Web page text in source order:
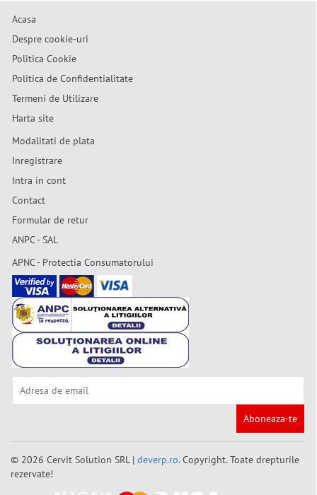
Acasa
Despre cookie-uri
Politica Cookie
Politica de Confidentialitate
Termeni de Utilizare
Harta site
Modalitati de plata
Inregistrare
Intra in cont
Contact
Formular de retur
ANPC - SAL
APNC - Protectia Consumatorului
Aboneaza-te
© 2026 Cervit Solution SRL | deverp.ro. Copyright. Toate drepturile
rezervate!